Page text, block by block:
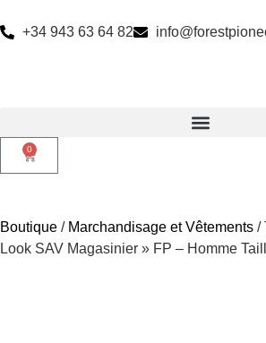
+34 943 63 64 82
0
Boutique / Marchandisage et Vêtements /
Look SAV Magasinier » FP – Homme